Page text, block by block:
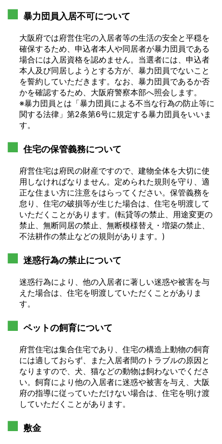
暴力団員入居不可について
大阪府では府営住宅の入居者等の生活の安全と平穏を
確保するため、申込者本人や同居者が暴力団員である
場合には入居資格を認めません。当選者には、申込者
本人及び同居しようとする方が、暴力団員でないこと
を誓約していただきます。なお、暴力団員であるか否
かを確認するため、大阪府警察本部へ照会します。
※暴力団員とは「暴力団員による不当な行為の防止等に
関する法律」第2条第6号に規定する暴力団員をいいま
す。
住宅の保管義務について
府営住宅は府民の財産ですので、建物全体を大切に使
用しなければなりません。定められた規則を守り、適
正な住まい方に注意をはらってください。保管義務を
怠り、住宅の破損等が生じた場合は、住宅を明渡して
いただくことがあります。(転貸等の禁止、用途変更の
禁止、無断同居の禁止、無断模様替え・増築の禁止、
不法耕作の禁止などの規則があります。)
迷惑行為の禁止について
迷惑行為により、他の入居者に著しい迷惑や被害を与
えた場合は、住宅を明渡していただくことがありま
す。
ペットの飼育について
府営住宅は集合住宅であり、住宅の構造上動物の飼育
には適しておらず、また入居者間のトラブルの原因と
なりますので、犬、猫などの動物は飼わないでくださ
い。飼育により他の入居者に迷惑や被害を与え、大阪
府の指導に従っていただけない場合は、住宅を明け渡
していただくことがあります。
敷金